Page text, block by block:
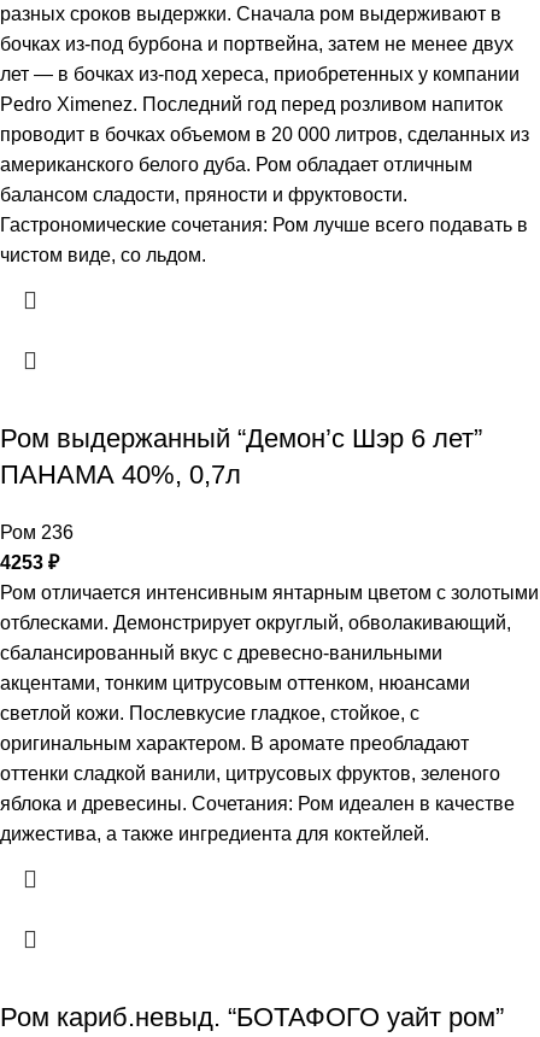
разных сроков выдержки. Сначала ром выдерживают в
бочках из-под бурбона и портвейна, затем не менее двух
лет — в бочках из-под хереса, приобретенных у компании
Pedro Ximenez. Последний год перед розливом напиток
проводит в бочках объемом в 20 000 литров, сделанных из
американского белого дуба. Ром обладает отличным
балансом сладости, пряности и фруктовости.
Гастрономические сочетания: Ром лучше всего подавать в
чистом виде, со льдом.
Ром выдержанный “Демон’с Шэр 6 лет”
ПАНАМА 40%, 0,7л
Ром 236
4253 ₽
Ром отличается интенсивным янтарным цветом с золотыми
отблесками. Демонстрирует округлый, обволакивающий,
сбалансированный вкус с древесно-ванильными
акцентами, тонким цитрусовым оттенком, нюансами
светлой кожи. Послевкусие гладкое, стойкое, с
оригинальным характером. В аромате преобладают
оттенки сладкой ванили, цитрусовых фруктов, зеленого
яблока и древесины. Сочетания: Ром идеален в качестве
дижестива, а также ингредиента для коктейлей.
Ром кариб.невыд. “БОТАФОГО уайт ром”